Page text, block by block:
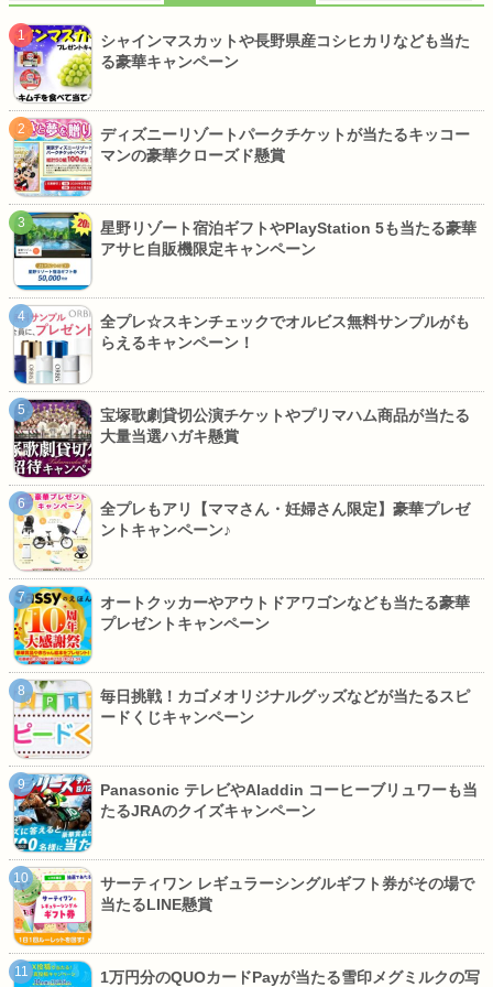
シャインマスカットや長野県産コシヒカリなども当た
る豪華キャンペーン
ディズニーリゾートパークチケットが当たるキッコー
マンの豪華クローズド懸賞
星野リゾート宿泊ギフトやPlayStation 5も当たる豪華
アサヒ自販機限定キャンペーン
全プレ☆スキンチェックでオルビス無料サンプルがも
らえるキャンペーン！
宝塚歌劇貸切公演チケットやプリマハム商品が当たる
大量当選ハガキ懸賞
全プレもアリ【ママさん・妊婦さん限定】豪華プレゼ
ントキャンペーン♪
オートクッカーやアウトドアワゴンなども当たる豪華
プレゼントキャンペーン
毎日挑戦！カゴメオリジナルグッズなどが当たるスピ
ードくじキャンペーン
Panasonic テレビやAladdin コーヒーブリュワーも当
たるJRAのクイズキャンペーン
サーティワン レギュラーシングルギフト券がその場で
当たるLINE懸賞
1万円分のQUOカードPayが当たる雪印メグミルクの写